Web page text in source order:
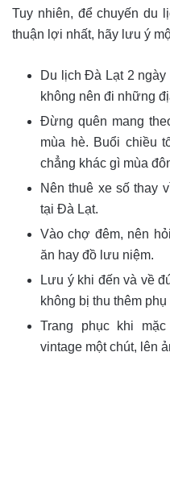
Tuy nhiên, để chuyến du
thuận lợi nhất, hãy lưu ý
Du lịch Đà Lạt 2
không nên đi những
Đừng quên mang
mùa hè. Buổi chiều
chẳng khác gì mùa
Nên thuê xe số thay
tại Đà Lạt.
Vào chợ đêm, nên
ăn hay đồ lưu niệm.
Lưu ý khi đến và về
không bị thu thêm
Trang phục khi
vintage một chút, lên